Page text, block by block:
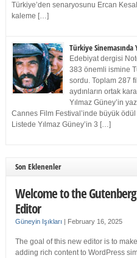
Türkiye’den senaryosunu Ercan
kaleme […]
Türkiye Sinemasında
Edebiyat dergisi
383 önemli ismine
sordu. Toplam 287
aydınların ortak
Yılmaz Güney’in
Cannes Film Festival’inde büyük ödül
Listede Yılmaz Güney’in 3 […]
Son Eklenenler
Welcome to the Gutenberg
Editor
Güneyin Işıkları | February 16, 2025
The goal of this new editor is to make
adding rich content to WordPress